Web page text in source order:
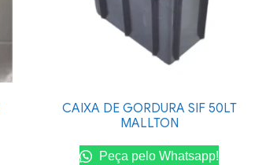
CAIXA DE GORDURA SIF 50LT
MALLTON
Peça pelo Whatsapp!